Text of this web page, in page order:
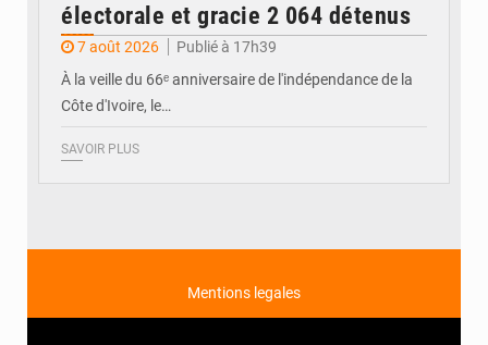
électorale et gracie 2 064 détenus
7 août 2026
Publié à 17h39
À la veille du 66ᵉ anniversaire de l'indépendance de la
Côte d'Ivoire, le…
SAVOIR PLUS
Mentions legales